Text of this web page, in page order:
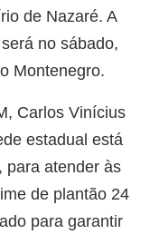
de Nazaré. A
no sábado,
Montenegro.
Carlos Vinícius
estadual está
para atender às
de plantão 24
para garantir